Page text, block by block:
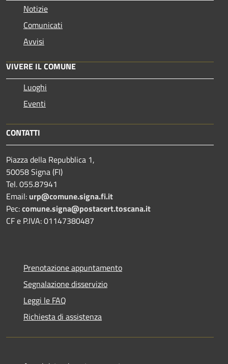
Notizie
Comunicati
Avvisi
VIVERE IL COMUNE
Luoghi
Eventi
CONTATTI
Piazza della Repubblica 1,
50058 Signa (FI)
Tel. 055.87941
Email: urp@comune.signa.fi.it
Pec:comune.signa@postacert.toscana.it
CF e P.IVA: 01147380487
Prenotazione appuntamento
Segnalazione disservizio
Leggi le FAQ
Richiesta di assistenza